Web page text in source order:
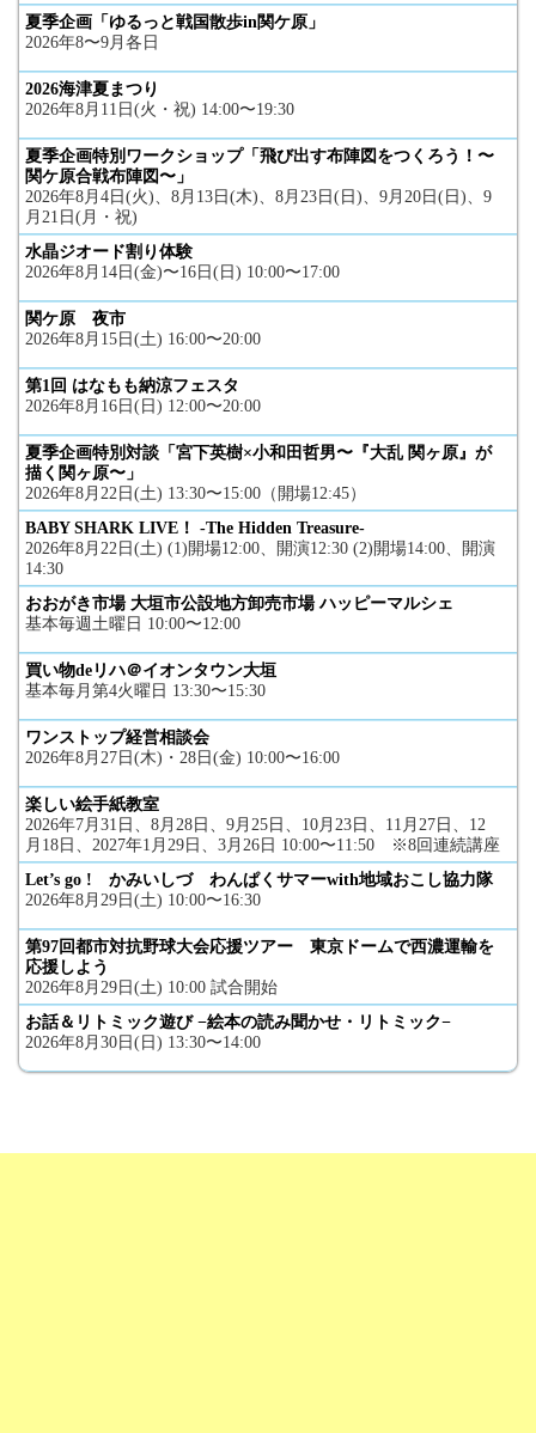
夏季企画「ゆるっと戦国散歩in関ケ原」
2026年8〜9月各日
2026海津夏まつり
2026年8月11日(火・祝) 14:00〜19:30
夏季企画特別ワークショップ「飛び出す布陣図をつくろう！〜
関ケ原合戦布陣図〜」
2026年8月4日(火)、8月13日(木)、8月23日(日)、9月20日(日)、9
月21日(月・祝)
水晶ジオード割り体験
2026年8月14日(金)〜16日(日) 10:00〜17:00
関ケ原 夜市
2026年8月15日(土) 16:00〜20:00
第1回 はなもも納涼フェスタ
2026年8月16日(日) 12:00〜20:00
夏季企画特別対談「宮下英樹×小和田哲男〜『大乱 関ヶ原』が
描く関ヶ原〜」
2026年8月22日(土) 13:30〜15:00（開場12:45）
BABY SHARK LIVE！ -The Hidden Treasure-
2026年8月22日(土) (1)開場12:00、開演12:30 (2)開場14:00、開演
14:30
おおがき市場 大垣市公設地方卸売市場 ハッピーマルシェ
基本毎週土曜日 10:00〜12:00
買い物deリハ＠イオンタウン大垣
基本毎月第4火曜日 13:30〜15:30
ワンストップ経営相談会
2026年8月27日(木)・28日(金) 10:00〜16:00
楽しい絵手紙教室
2026年7月31日、8月28日、9月25日、10月23日、11月27日、12
月18日、2027年1月29日、3月26日 10:00〜11:50 ※8回連続講座
Let’s go ! かみいしづ わんぱくサマーwith地域おこし協力隊
2026年8月29日(土) 10:00〜16:30
第97回都市対抗野球大会応援ツアー 東京ドームで西濃運輸を
応援しよう
2026年8月29日(土) 10:00 試合開始
お話＆リトミック遊び −絵本の読み聞かせ・リトミック−
2026年8月30日(日) 13:30〜14:00